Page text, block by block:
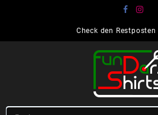
Check den Restposten